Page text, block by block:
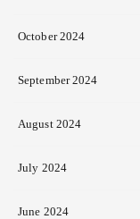
October 2024
September 2024
August 2024
July 2024
June 2024